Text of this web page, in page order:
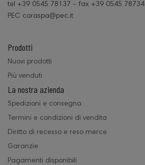
tel +39 0545 78137 - fax +39 0545 78734
PEC coraspa@pec.it
Prodotti
Nuovi prodotti
Più venduti
La nostra azienda
Spedizioni e consegna
Termini e condizioni di vendita
Diritto di recesso e reso merce
Garanzie
Pagamenti disponibili